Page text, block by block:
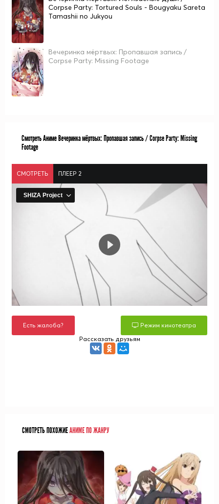
Corpse Party: Tortured Souls - Bougyaku Sareta
Tamashii no Jukyou
Вечеринка мёртвых: Пропавшая запись /
Corpse Party: Missing Footage
Смотреть Аниме Вечеринка мёртвых: Пропавшая запись / Corpse Party: Missing
Footage
СМОТРЕТЬ ПЛЕЕР 2
Есть жалоба?
Режим кинотеатра
Рассказать друзьям
СМОТРЕТЬ ПОХОЖИЕАНИМЕ ПО ЖАНРУ